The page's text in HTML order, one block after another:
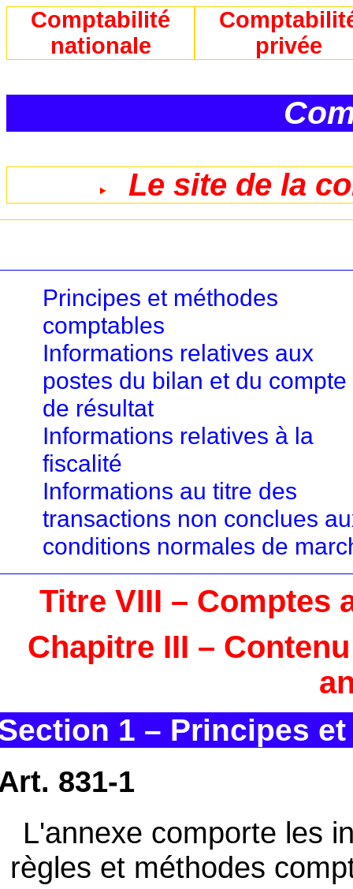
Comptabilité
nationale
privée
Le site de la
Principes et méthodes
comptables
Informations relatives aux
postes du bilan et du compte
de résultat
Informations relatives à la
fiscalité
Informations au titre des
transactions non conclues
conditions normales de
Titre VIII – Comptes
Chapitre III –
1 – Principes
831-1
L'annexe comporte les
règles et méthodes